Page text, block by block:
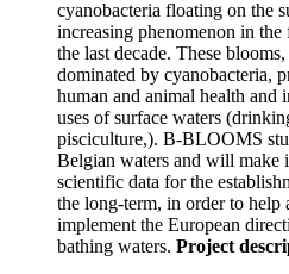
cyanobacteria floating on the
increasing phenomenon in
the last decade. These
dominated by cyanobacteria,
human and animal health and
uses of surface waters
pisciculture,). B-BLOOMS
Belgian waters and will make
scientific data for the
the long-term, in order to help
implement the European
bathing waters. Project